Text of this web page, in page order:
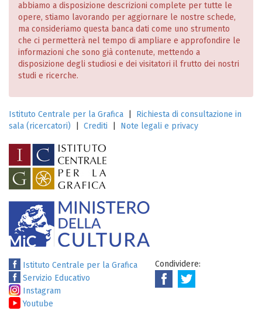
abbiamo a disposizione descrizioni complete per tutte le
opere, stiamo lavorando per aggiornare le nostre schede,
ma consideriamo questa banca dati come uno strumento
che ci permetterà nel tempo di ampliare e approfondire le
informazioni che sono già contenute, mettendo a
disposizione degli studiosi e dei visitatori il frutto dei nostri
studi e ricerche.
Istituto Centrale per la Grafica
Richiesta di consultazione in
sala (ricercatori)
Crediti Note legali e privacy
Istituto Centrale per la Grafica
Servizio Educativo
Instagram
Youtube
Condividere: